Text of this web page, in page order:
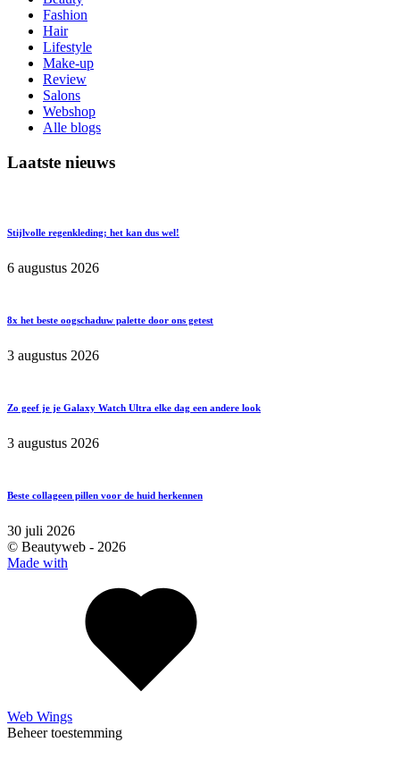
Fashion
Hair
Lifestyle
Make-up
Review
Salons
Webshop
Alle blogs
Laatste nieuws
Stijlvolle regenkleding; het kan dus wel!
6 augustus 2026
8x het beste oogschaduw palette door ons getest
3 augustus 2026
Zo geef je je Galaxy Watch Ultra elke dag een andere look
3 augustus 2026
Beste collageen pillen voor de huid herkennen
30 juli 2026
© Beautyweb - 2026
Made with
Web Wings
Beheer toestemming